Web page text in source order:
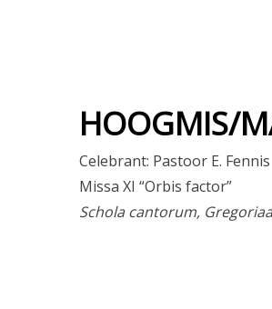
HOOGMIS/
Celebrant: Pastoor E. Fennis
Missa XI “Orbis factor”
Schola cantorum,